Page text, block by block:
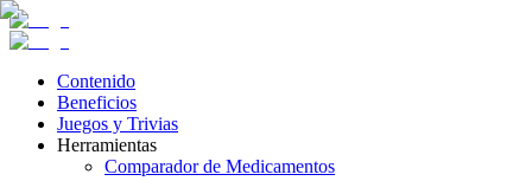
Contenido
Beneficios
Juegos y Trivias
Herramientas
Comparador de Medicamentos